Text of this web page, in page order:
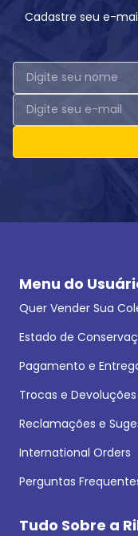
Cadastre seu e-
Menu do
Quer Vender Sua
Estado de
Pagamento e
Trocas e Devoluções
Reclamações e
International Orders
Perguntas
Tudo Sobre a